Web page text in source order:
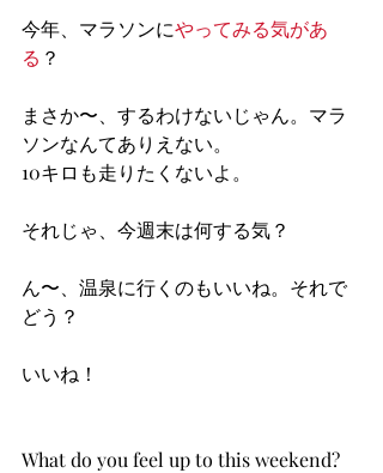
今年、マラソンにやってみる気があ
る ？
まさか〜、するわけないじゃん。マラ
ソンなんてありえない。
10キロも走りたくないよ。
それじゃ、今週末は何する気？
ん〜、温泉に行くのもいいね。それで
どう？
いいね！
What do you feel up to this weekend?